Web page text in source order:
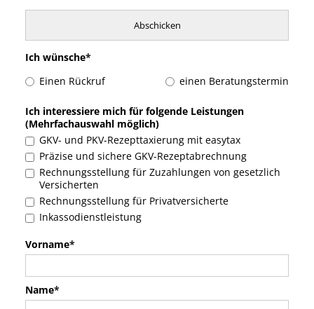
Ich wünsche*
Einen Rückruf
einen Beratungstermin
Ich interessiere mich für folgende Leistungen
(Mehrfachauswahl möglich)
GKV- und PKV-Rezepttaxierung mit easytax
Präzise und sichere GKV-Rezeptabrechnung
Rechnungsstellung für Zuzahlungen von gesetzlich
Versicherten
Rechnungsstellung für Privatversicherte
Inkassodienstleistung
Vorname*
Name*